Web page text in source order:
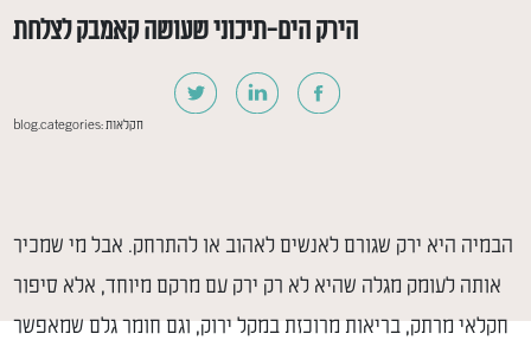
הירק הים-תיכוני שעושה קאמבק לצלחת
blog.categories:חקלאות
הבמיה היא ירק שגורם לאנשים לאהוב או להתרחק. אבל מי שמכיר
אותה לעומק מגלה שהיא לא רק ירק עם מרקם מיוחד, אלא סיפור
חקלאי מרתק, בריאות מרוכזת במקל ירוק, וגם חומר גלם שמאפשר